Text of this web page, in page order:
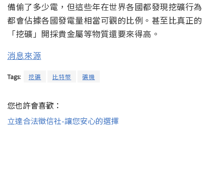
備偷了多少電，但這些年在世界各國都發現挖礦行為
都會佔據各國發電量相當可觀的比例。甚至比真正的
「挖礦」開採貴金屬等物質還要來得高。
消息來源
Tags: 挖礦 比特幣 礦機
您也許會喜歡：
立達合法徵信社-讓您安心的選擇